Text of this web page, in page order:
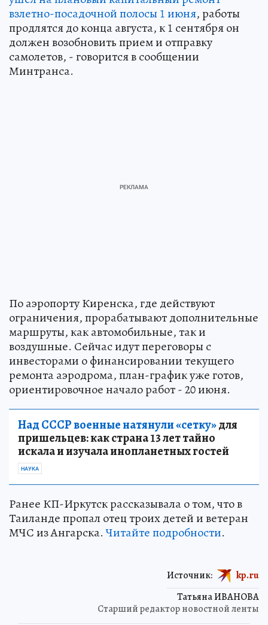
взлетно-посадочной полосы 1 июня, работы
продлятся до конца августа, к 1 сентября он
должен возобновить прием и отправку
самолетов, - говорится в сообщении
Минтранса.
По аэропорту Киренска, где действуют
ограничения, прорабатывают дополнительные
маршруты, как автомобильные, так и
воздушные. Сейчас идут переговоры с
инвесторами о финансировании текущего
ремонта аэродрома, план-график уже готов,
ориентировочное начало работ - 20 июня.
Над СССР военные натянули «сетку»для
пришельцев: как страна 13 лет тайно
искала и изучала инопланетных гостей
НАУКА
Ранее КП-Иркутск рассказывала о том, что в
Таиланде пропал отец троих детей и ветеран
МЧС из Ангарска.Читайте подробности.
Татьяна ИВАНОВА
Старший редактор новостной ленты
Источник: kp.ru